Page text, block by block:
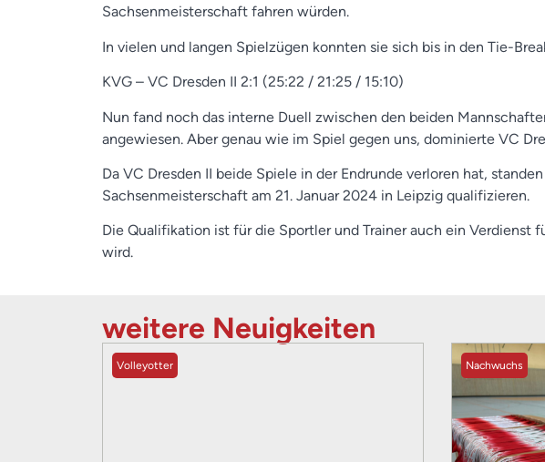
Sachsenmeisterschaft fahren würden.
In vielen und langen Spielzügen konnten sie sich bis in den Tie-
KVG – VC Dresden II 2:1 (25:22 / 21:25 / 15:10)
Nun fand noch das interne Duell zwischen den beiden
angewiesen. Aber genau wie im Spiel gegen uns, dominierte VC
Da VC Dresden II beide Spiele in der Endrunde verloren hat,
Sachsenmeisterschaft am 21. Januar 2024 in Leipzig qualifizieren.
Die Qualifikation ist für die Sportler und Trainer auch ein
wird.
weitere Neuigkeiten
Volleyotter Nachwuchs